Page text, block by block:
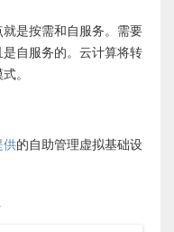
是按需和自服务。需要
自服务的。云计算将转
。
供的自助管理虚拟基础设